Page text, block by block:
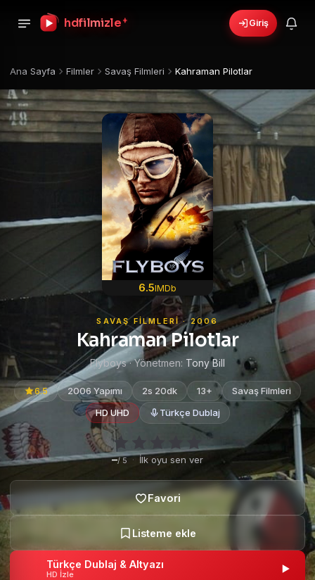
hdfilmizle + Giriş
Ana Sayfa Filmler Savaş Filmleri Kahraman Pilotlar
6.5IMDb
SAVAŞ FILMLERI · 2006
Kahraman Pilotlar
Flyboys · Yönetmen: Tony Bill
6.5 2006 Yapımı 2s 20dk 13+
Savaş Filmleri
HD UHD
Türkçe Dublaj
–/ 5 · İlk oyu sen ver
Türkçe Dublaj & Altyazı
HD İzle